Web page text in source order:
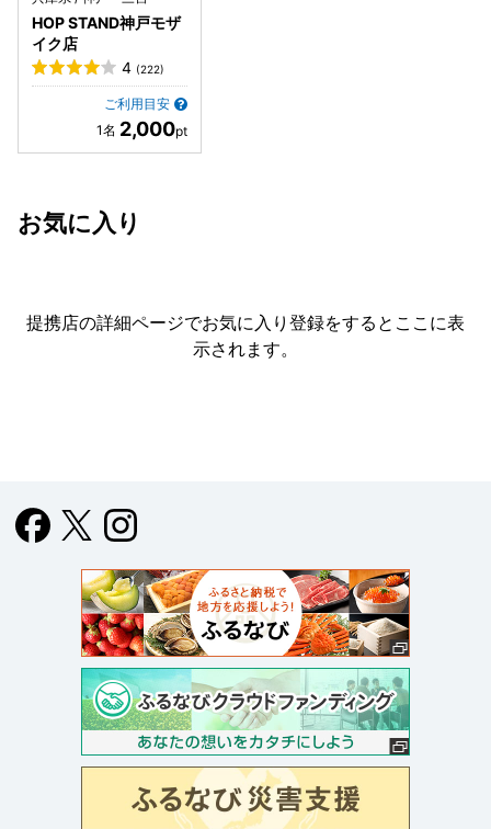
HOP STAND神戸モザ
イク店
4 (222)
ご利用目安
2,000
お気に入り
提携店の詳細ページでお気に入り登録をすると ここに表
示されます。